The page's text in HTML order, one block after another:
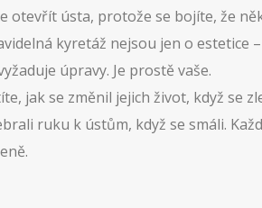
otevřít ústa, protože se bojíte, že
kyretáž nejsou jen o estetice
úpravy. Je prostě vaše.
jak se změnil jejich život, když se
ruku k ústům, když se smáli.